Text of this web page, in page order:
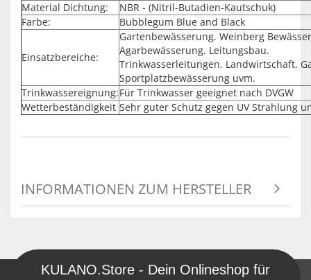
Material Dichtung:
NBR - (Nitril-Butadien-Kautschuk)
Farbe:
Bubblegum Blue and Black
Einsatzbereiche:
Gartenbewässerung. Weinberg
Agarbewässerung. Leitungsbau.
Trinkwasserleitungen. Landwirtschaft.
Sportplatzbewässerung uvm.
Trinkwassereignung:Für Trinkwasser geeignet nach DVGW
Wetterbeständigkeit Sehr guter Schutz gegen UV Strahlung
INFORMATIONEN ZUM HERSTELLER
KULANO.Store - Dein Onlineshop für